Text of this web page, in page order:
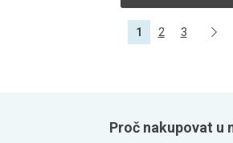
1 2 3
Proč nakupovat u